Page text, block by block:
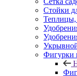
Стойки
Теплицы,
Фигурки